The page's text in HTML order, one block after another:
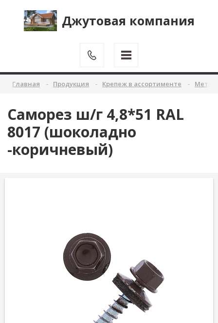
Джутовая компания
Главная Продукция Крепеж в ассортименте
Саморез ш/г 4,8*51 RAL
8017 (шоколадно
-коричневый)